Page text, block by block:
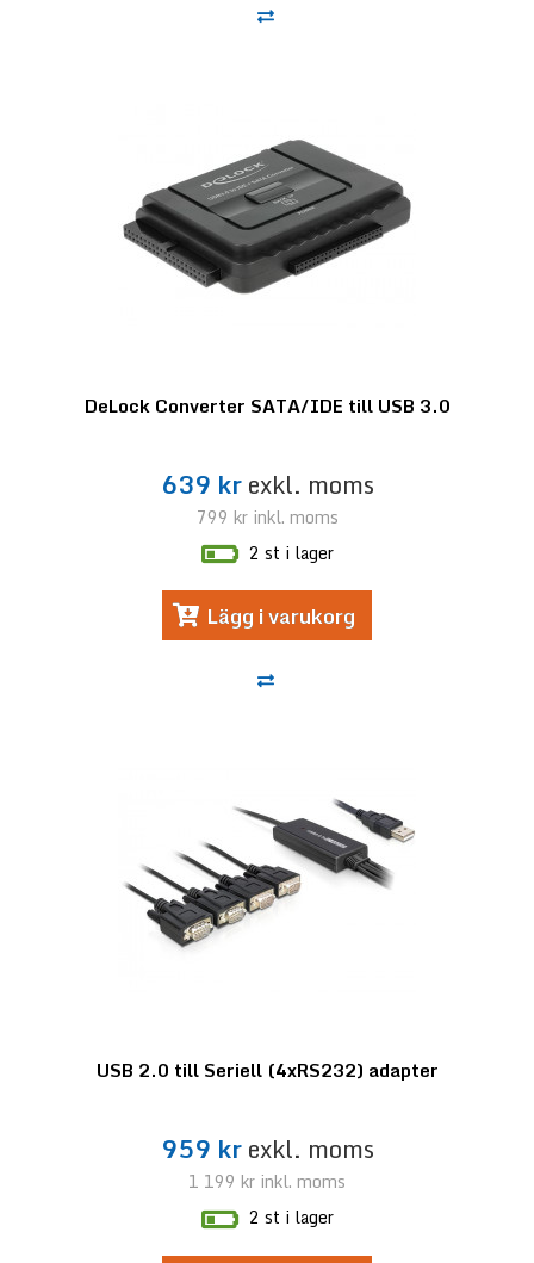
DeLock Converter SATA/IDE till USB 3.0
639 krexkl. moms
799 krinkl. moms
2 st i lager
Lägg i varukorg
USB 2.0 till Seriell (4xRS232) adapter
959 krexkl. moms
1 199 kr inkl. moms
2 st i lager